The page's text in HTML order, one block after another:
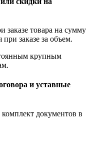
заказе товара на сумму
заказе за объем.
крупным
и уставные
документов в